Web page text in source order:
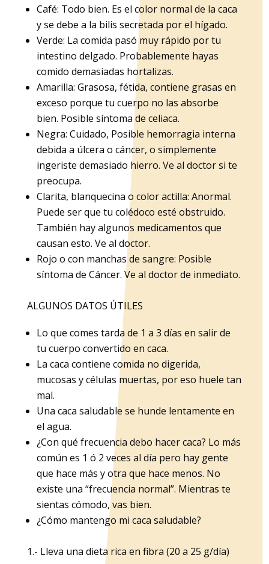
Café: Todo bien. Es el color normal de la caca
y se debe a la bilis secretada por el hígado.
Verde: La comida pasó muy rápido por tu
intestino delgado. Probablemente hayas
comido demasiadas hortalizas.
Amarilla: Grasosa, fétida, contiene grasas en
exceso porque tu cuerpo no las absorbe
bien. Posible síntoma de celiaca.
Negra: Cuidado, Posible hemorragia interna
debida a úlcera o cáncer, o simplemente
ingeriste demasiado hierro. Ve al doctor si te
preocupa.
Clarita, blanquecina o color actilla: Anormal.
Puede ser que tu colédoco esté obstruido.
También hay algunos medicamentos que
causan esto. Ve al doctor.
Rojo o con manchas de sangre: Posible
síntoma de Cáncer. Ve al doctor de inmediato.
ALGUNOS DATOS ÚTILES
Lo que comes tarda de 1 a 3 días en salir de
tu cuerpo convertido en caca.
La caca contiene comida no digerida,
mucosas y células muertas, por eso huele tan
mal.
Una caca saludable se hunde lentamente en
el agua.
¿Con qué frecuencia debo hacer caca? Lo más
común es 1 ó 2 veces al día pero hay gente
que hace más y otra que hace menos. No
existe una “frecuencia normal”. Mientras te
sientas cómodo, vas bien.
¿Cómo mantengo mi caca saludable?
1.- Lleva una dieta rica en fibra (20 a 25 g/día)